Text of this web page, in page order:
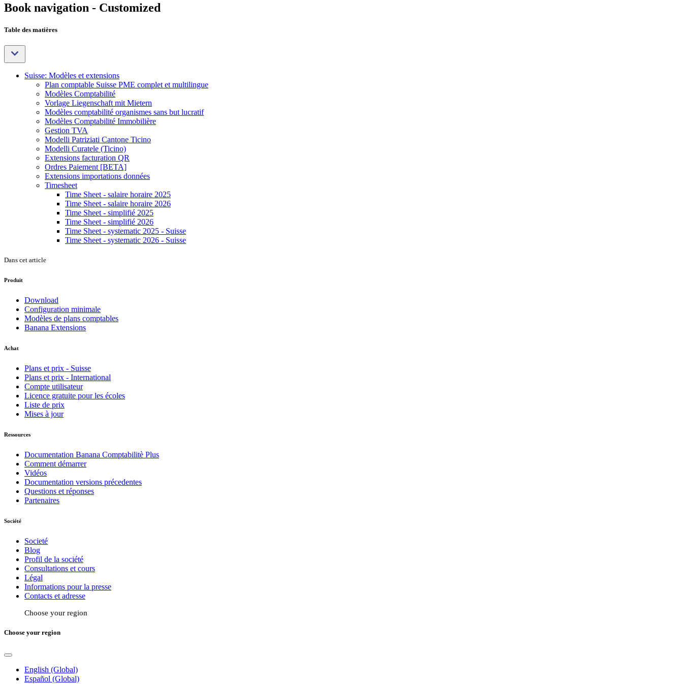
Book navigation - Customized
Table des matières
Suisse: Modèles et extensions
Plan comptable Suisse PME complet et multilingue
Modèles Comptabilité
Vorlage Liegenschaft mit Mietern
Modèles comptabilité organismes sans but lucratif
Modèles Comptabilité Immobilière
Gestion TVA
Modelli Patriziati Cantone Ticino
Modelli Curatele (Ticino)
Extensions facturation QR
Ordres Paiement [BETA]
Extensions importations données
Timesheet
Time Sheet - salaire horaire 2025
Time Sheet - salaire horaire 2026
Time Sheet - simplifié 2025
Time Sheet - simplifié 2026
Time Sheet - systematic 2025 - Suisse
Time Sheet - systematic 2026 - Suisse
Dans cet article
Produit
Download
Configuration minimale
Modèles de plans comptables
Banana Extensions
Achat
Plans et prix - Suisse
Plans et prix - International
Compte utilisateur
Licence gratuite pour les écoles
Liste de prix
Mises à jour
Ressources
Documentation Banana Comptabilitè Plus
Comment démarrer
Vidéos
Documentation versions précedentes
Questions et réponses
Partenaires
Société
Societé
Blog
Profil de la société
Consultations et cours
Légal
Informations pour la presse
Contacts et adresse
Choose your region
Choose your region
English (Global)
Español (Global)